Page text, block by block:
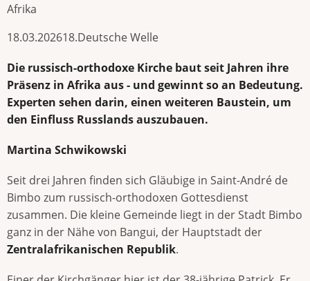
Afrika
18.03.202618.Deutsche Welle
Die russisch-orthodoxe Kirche baut seit Jahren ihre
Präsenz in Afrika aus - und gewinnt so an Bedeutung.
Experten sehen darin, einen weiteren Baustein, um
den Einfluss Russlands auszubauen.
Martina Schwikowski
Seit drei Jahren finden sich Gläubige in Saint-André de
Bimbo zum russisch-orthodoxen Gottesdienst
zusammen. Die kleine Gemeinde liegt in der Stadt Bimbo
ganz in der Nähe von Bangui, der Hauptstadt der
Zentralafrikanischen Republik.